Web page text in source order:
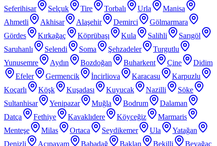
Seferihisar
Selçuk Tire Torbalı Urla
Manisa
Ahmetli
Akhisar Alaşehir Demirci
Gölmarmara
Gördes
Kırkağaç Köprübaşı Kula Salihli
Sarıgöl
Saruhanlı
Selendi Soma Şehzadeler
Turgutlu
Yunusemre
Aydın Bozdoğan Buharkent Çine
Didim
Efeler
Germencik İncirliova Karacasu
Karpuzlu
Koçarlı
Köşk Kuşadası Kuyucak Nazilli
Söke
Sultanhisar
Yenipazar Muğla Bodrum
Dalaman
Datça
Fethiye Kavaklıdere Köyceğiz
Marmaris
Menteşe
Milas Ortaca Seydikemer Ula
Yatağan
Denizli
Acıpayam Babadağ Baklan Bekilli
Beyağaç